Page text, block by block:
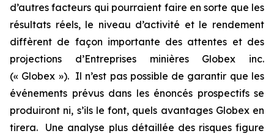
d’autres facteurs qui pourraient faire en sorte que les
résultats réels, le niveau d’activité et le rendement
diffèrent de façon importante des attentes et des
projections d’Entreprises minières Globex inc.
(« Globex »). Il n’est pas possible de garantir que les
événements prévus dans les énoncés prospectifs se
produiront ni, s’ils le font, quels avantages Globex en
tirera. Une analyse plus détaillée des risques figure